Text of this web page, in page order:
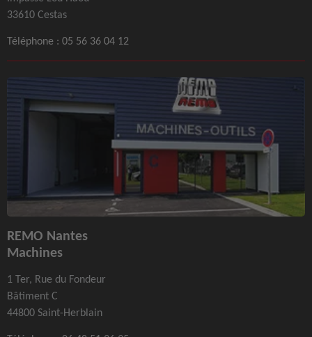
33610 Cestas
Téléphone : 05 56 36 04 12
REMO Nantes
Machines
1 Ter, Rue du Fondeur
Bâtiment C
44800 Saint-Herblain